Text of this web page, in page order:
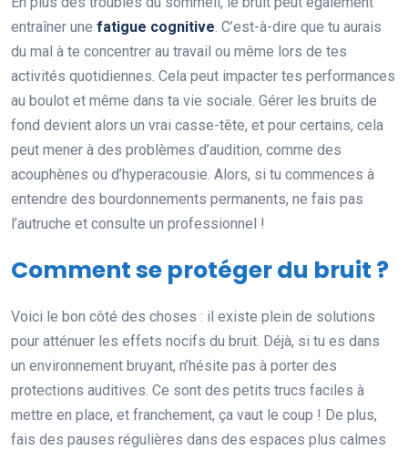
entraîner une fatigue cognitive. C’est-à-dire que tu aurais
du mal à te concentrer au travail ou même lors de tes
activités quotidiennes. Cela peut impacter tes performances
au boulot et même dans ta vie sociale. Gérer les bruits de
fond devient alors un vrai casse-tête, et pour certains, cela
peut mener à des problèmes d’audition, comme des
acouphènes ou d’hyperacousie. Alors, si tu commences à
entendre des bourdonnements permanents, ne fais pas
l’autruche et consulte un professionnel !
Comment se protéger du bruit ?
Voici le bon côté des choses : il existe plein de solutions
pour atténuer les effets nocifs du bruit. Déjà, si tu es dans
un environnement bruyant, n’hésite pas à porter des
protections auditives. Ce sont des petits trucs faciles à
mettre en place, et franchement, ça vaut le coup ! De plus,
fais des pauses régulières dans des espaces plus calmes